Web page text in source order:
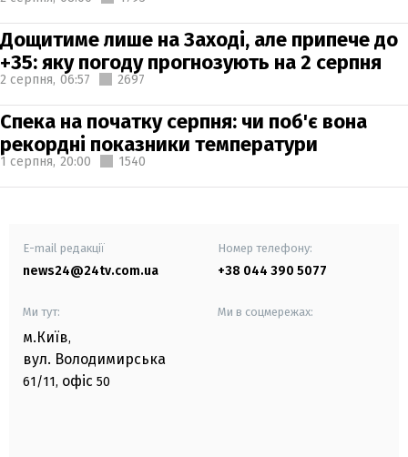
Дощитиме лише на Заході, але припече до
+35: яку погоду прогнозують на 2 серпня
2 серпня, 06:57 2697
Спека на початку серпня: чи поб'є вона
рекордні показники температури
1 серпня, 20:00 1540
E-mail редакції
news24@24tv.com.ua
Номер телефону:
+38 044 390 5077
Ми тут:
м.Київ,
вул. Володимирська
61/11, офіс 50
Ми в соцмережах: